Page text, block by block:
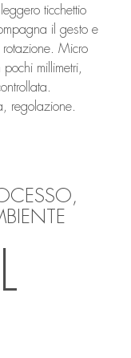
ticchettio
il gesto e
rotazione. Micro
millimetri,
regolazione.